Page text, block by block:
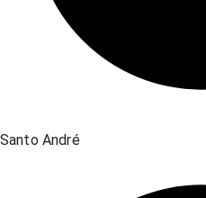
Santo André